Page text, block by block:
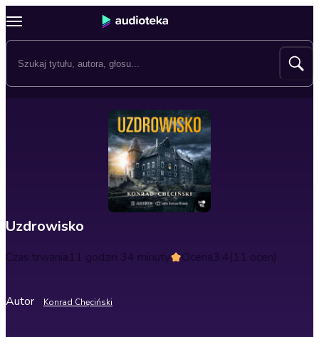
Uzdrowisko
Czas trwania11 godzin 34 minuty Ocena3.4(11 ocen)
Autor Konrad Chęciński